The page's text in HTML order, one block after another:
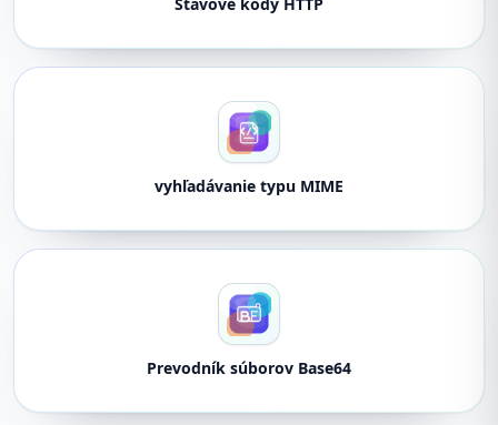
vyhľadávanie typu MIME
Prevodník súborov Base64